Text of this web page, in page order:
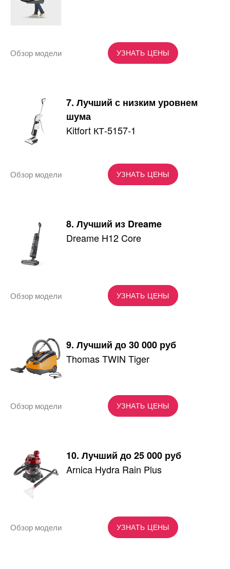
УЗНАТЬ ЦЕНЫ
Обзор модели
7. Лучший с низким уровнем
шума
Kitfort КТ-5157-1
УЗНАТЬ ЦЕНЫ
Обзор модели
8. Лучший из Dreame
Dreame H12 Core
УЗНАТЬ ЦЕНЫ
Обзор модели
9. Лучший до 30 000 руб
Thomas TWIN Tiger
УЗНАТЬ ЦЕНЫ
Обзор модели
10. Лучший до 25 000 руб
Arnica Hydra Rain Plus
УЗНАТЬ ЦЕНЫ
Обзор модели